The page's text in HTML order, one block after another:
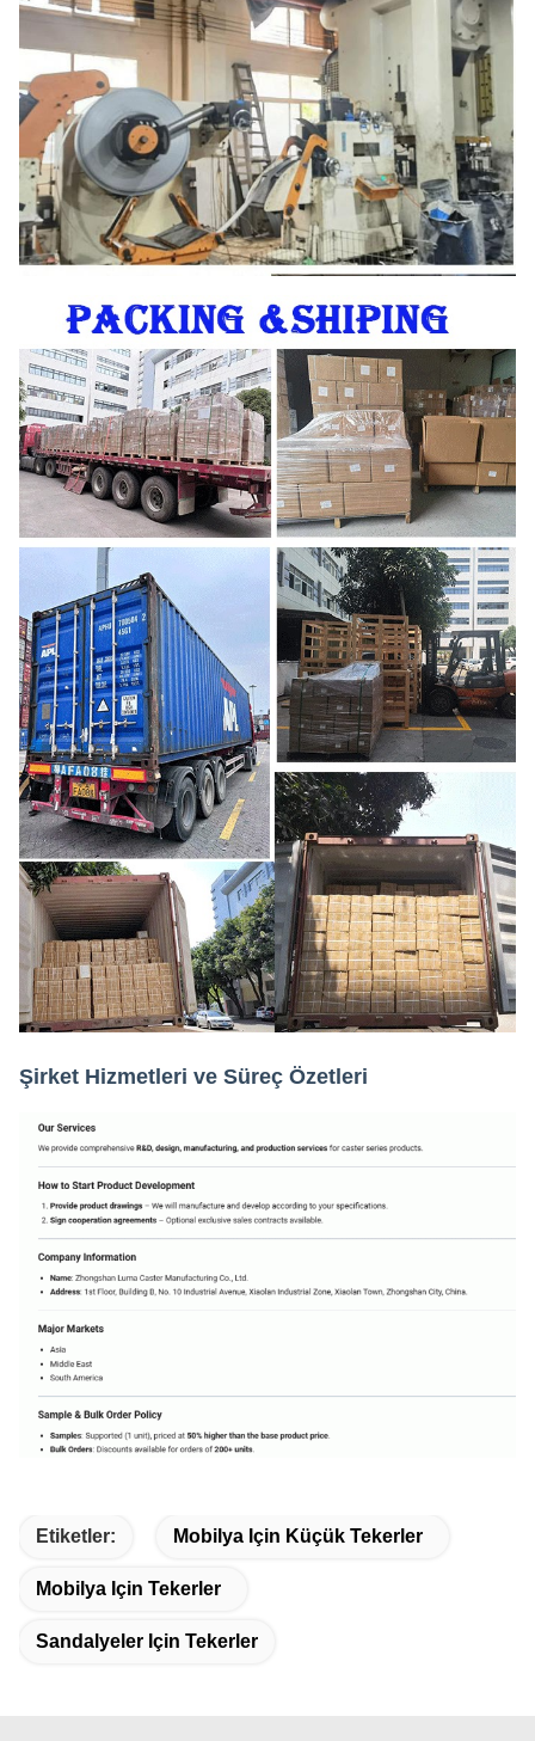
Şirket Hizmetleri ve Süreç Özetleri
Etiketler: Mobilya Için Küçük Tekerler
Mobilya Için Tekerler
Sandalyeler Için Tekerler